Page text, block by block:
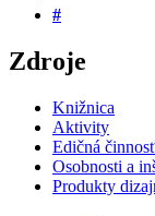
#
Zdroje
Knižnica
Aktivity
Edičná
Osobnosti a
Produkty